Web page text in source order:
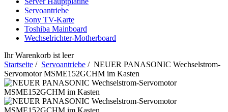
Servoantriebe
Sony TV-Karte
Toshiba Mainboard
Wechselrichter-Motherboard
Ihr Warenkorb ist leer
Startseite / Servoantriebe / NEUER PANASONIC Wechselstrom-
Servomotor MSME152GCHM im Kasten